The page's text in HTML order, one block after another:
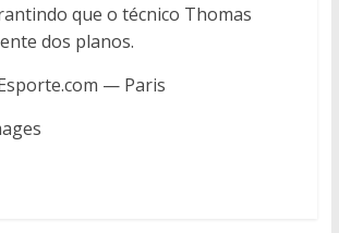
que o técnico Thomas
dos planos.
— Paris